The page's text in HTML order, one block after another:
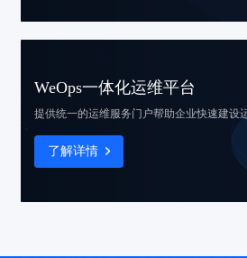
WeOps一体化运维平台
提供统一的运维服务门户帮助企业快速建设
了解详情